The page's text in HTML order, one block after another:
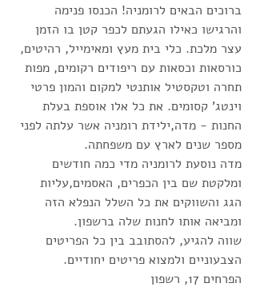
ברוכים הבאים לרומניה! הכנסו פנימה
והרגישו כאילו הגעתם לכפר קטן בו הזמן
עצר מלכת. כלי בית מעץ ומאימייל, רהיטים,
כורסאות וכסאות עם ריפודים רקומים, מפות
תחרה וטקסטיל אותנטי למקום והמון פרטי
וינטג' קסומים. את כל אלו אוספת בעלת
החנות - מדה,ילידת רומניה אשר עלתה לפני
מספר שנים לארץ עם משפחתה.
מדה נוסעת לרומניה מדי כמה חודשים
ומלקטת שם בין הכפרים, האסמים,עליות
הגג והשווקים את כל השלל הנפלא הזה
ומביאה אותו לחנות שלה ברשפון.
שווה להגיע, להסתובב בין כל הפריטים
הצבעוניים ולמצוא פריטים יחודיים.
הפרחים 17, רשפון